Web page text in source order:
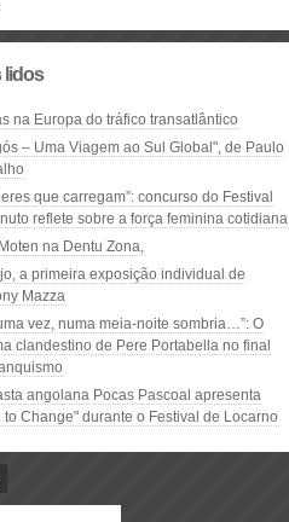
lidos
na Europa do tráfico transatlântico
– Uma Viagem ao Sul Global", de Paulo
que carregam”: concurso do Festival
reflete sobre a força feminina cotidiana
na Dentu Zona,
a primeira exposição individual de
Mazza
vez, numa meia-noite sombria…”: O
clandestino de Pere Portabella no final
angolana Pocas Pascoal apresenta
to Change" durante o Festival de Locarno